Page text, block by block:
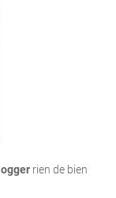
rien de bien